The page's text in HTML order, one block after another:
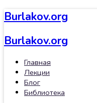
Burlakov.org
Burlakov.org
Главная
Лекции
Блог
Библиотека